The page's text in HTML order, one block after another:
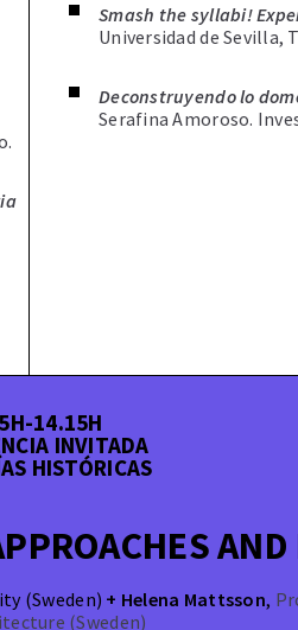
Smash the syllabi!
Universidad de Sevilla,
Deconstruyendo lo
Serafina Amoroso.
14.15H
INVITADA
HISTÓRICAS
(Sweden) + Helena Mattsson,
(Sweden)